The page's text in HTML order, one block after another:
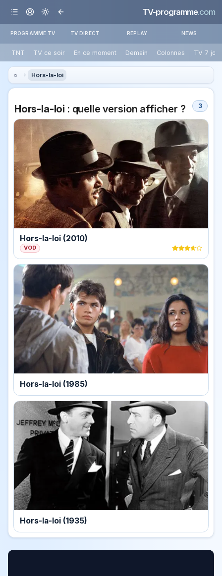
TV-programme.com
PROGRAMME TV TV DIRECT REPLAY NEWS
TNT TV ce soir En ce moment Demain Colonnes TV 7
Hors-la-loi
Hors-la-loi : quelle version afficher ? 3
Hors-la-loi (2010)
VOD
Hors-la-loi (1985)
Hors-la-loi (1935)